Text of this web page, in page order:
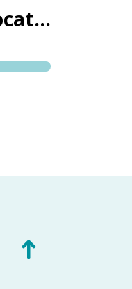
Aankleding locatie Baarn